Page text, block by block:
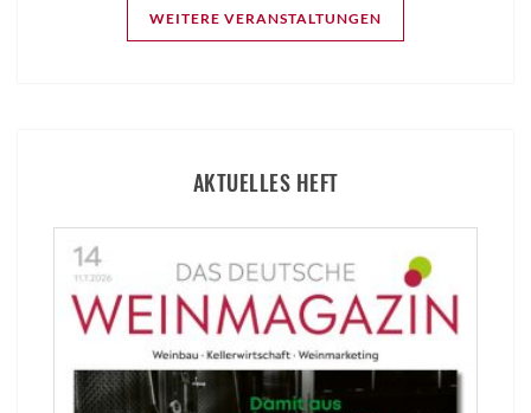
WEITERE VERANSTALTUNGEN
AKTUELLES HEFT